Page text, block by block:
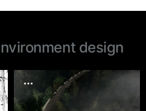
design